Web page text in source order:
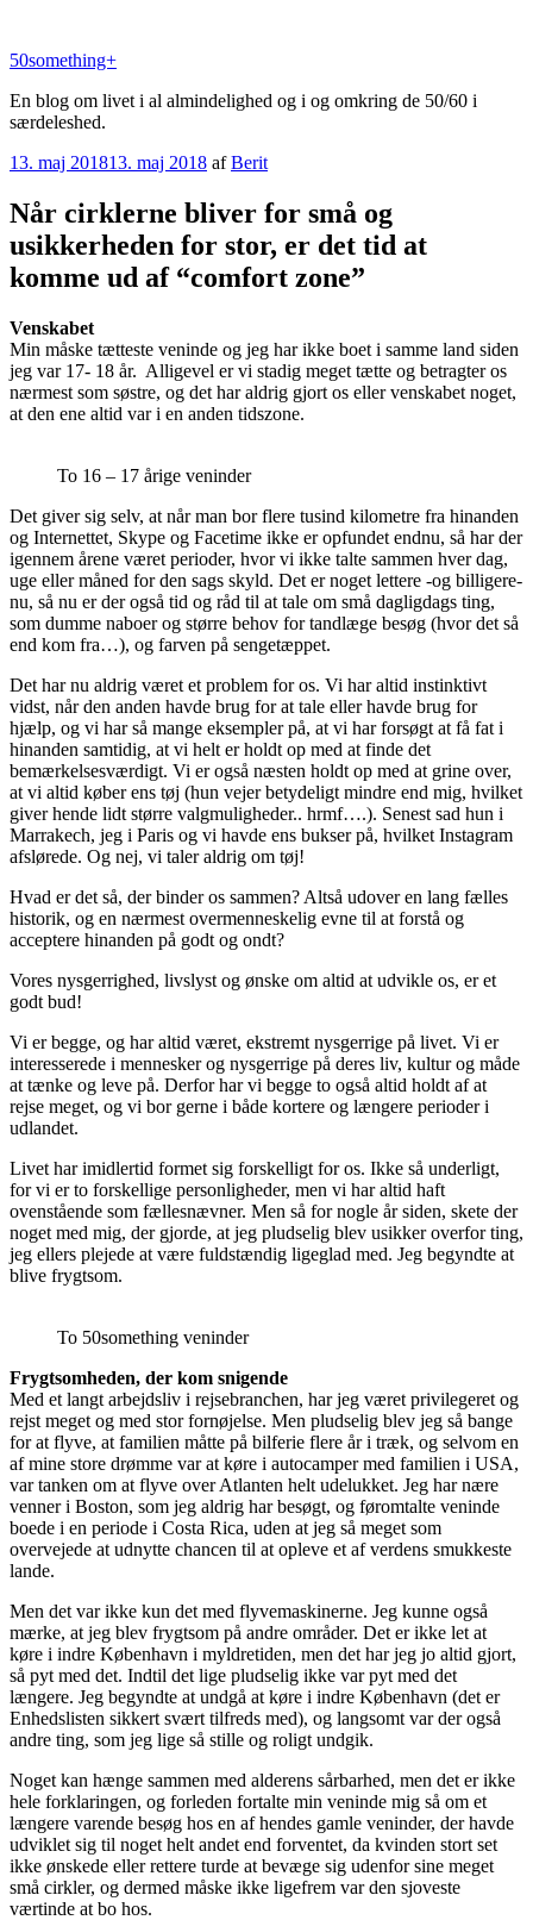
indhold
50something+
En blog om livet i al almindelighed og i og omkring de 50/60 i
særdeleshed.
Udgivet
13. maj 201813. maj 2018 afBerit
Når cirklerne bliver for små og
usikkerheden for stor, er det tid at
komme ud af “comfort zone”
Venskabet
Min måske tætteste veninde og jeg har ikke boet i samme land siden
jeg var 17- 18 år. Alligevel er vi stadig meget tætte og betragter os
nærmest som søstre, og det har aldrig gjort os eller venskabet noget,
at den ene altid var i en anden tidszone.
To 16 – 17 årige veninder
Det giver sig selv, at når man bor flere tusind kilometre fra hinanden
og Internettet, Skype og Facetime ikke er opfundet endnu, så har der
igennem årene været perioder, hvor vi ikke talte sammen hver dag,
uge eller måned for den sags skyld. Det er noget lettere -og billigere-
nu, så nu er der også tid og råd til at tale om små dagligdags ting,
som dumme naboer og større behov for tandlæge besøg (hvor det så
end kom fra…), og farven på sengetæppet.
Det har nu aldrig været et problem for os. Vi har altid instinktivt
vidst, når den anden havde brug for at tale eller havde brug for
hjælp, og vi har så mange eksempler på, at vi har forsøgt at få fat i
hinanden samtidig, at vi helt er holdt op med at finde det
bemærkelsesværdigt. Vi er også næsten holdt op med at grine over,
at vi altid køber ens tøj (hun vejer betydeligt mindre end mig, hvilket
giver hende lidt større valgmuligheder.. hrmf….). Senest sad hun i
Marrakech, jeg i Paris og vi havde ens bukser på, hvilket Instagram
afslørede. Og nej, vi taler aldrig om tøj!
Hvad er det så, der binder os sammen? Altså udover en lang fælles
historik, og en nærmest overmenneskelig evne til at forstå og
acceptere hinanden på godt og ondt?
Vores nysgerrighed, livslyst og ønske om altid at udvikle os, er et
godt bud!
Vi er begge, og har altid været, ekstremt nysgerrige på livet. Vi er
interesserede i mennesker og nysgerrige på deres liv, kultur og måde
at tænke og leve på. Derfor har vi begge to også altid holdt af at
rejse meget, og vi bor gerne i både kortere og længere perioder i
udlandet.
Livet har imidlertid formet sig forskelligt for os. Ikke så underligt,
for vi er to forskellige personligheder, men vi har altid haft
ovenstående som fællesnævner. Men så for nogle år siden, skete der
noget med mig, der gjorde, at jeg pludselig blev usikker overfor ting,
jeg ellers plejede at være fuldstændig ligeglad med. Jeg begyndte at
blive frygtsom.
To 50something veninder
Frygtsomheden, der kom snigende
Med et langt arbejdsliv i rejsebranchen, har jeg været privilegeret og
rejst meget og med stor fornøjelse. Men pludselig blev jeg så bange
for at flyve, at familien måtte på bilferie flere år i træk, og selvom en
af mine store drømme var at køre i autocamper med familien i USA,
var tanken om at flyve over Atlanten helt udelukket. Jeg har nære
venner i Boston, som jeg aldrig har besøgt, og føromtalte veninde
boede i en periode i Costa Rica, uden at jeg så meget som
overvejede at udnytte chancen til at opleve et af verdens smukkeste
lande.
Men det var ikke kun det med flyvemaskinerne. Jeg kunne også
mærke, at jeg blev frygtsom på andre områder. Det er ikke let at
køre i indre København i myldretiden, men det har jeg jo altid gjort,
så pyt med det. Indtil det lige pludselig ikke var pyt med det
længere. Jeg begyndte at undgå at køre i indre København (det er
Enhedslisten sikkert svært tilfreds med), og langsomt var der også
andre ting, som jeg lige så stille og roligt undgik.
Noget kan hænge sammen med alderens sårbarhed, men det er ikke
hele forklaringen, og forleden fortalte min veninde mig så om et
længere varende besøg hos en af hendes gamle veninder, der havde
udviklet sig til noget helt andet end forventet, da kvinden stort set
ikke ønskede eller rettere turde at bevæge sig udenfor sine meget
små cirkler, og dermed måske ikke ligefrem var den sjoveste
værtinde at bo hos.